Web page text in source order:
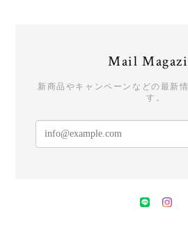
Mail
新商品やキャンペーンなどの最新
す。